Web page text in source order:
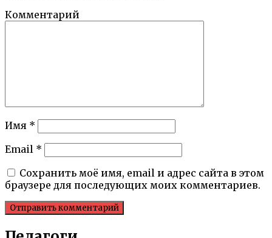
Комментарий
Имя *
Email *
Сохранить моё имя, email и адрес сайта в этом
браузере для последующих моих комментариев.